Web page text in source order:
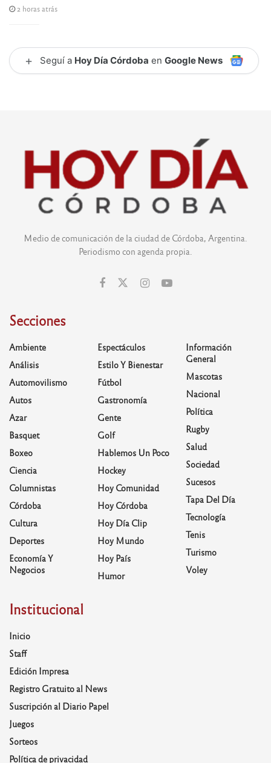
2 horas atrás
+ Seguí a Hoy Día Córdoba en Google News
Medio de comunicación de la ciudad de Córdoba, Argentina.
Periodismo con agenda propia.
Secciones
Ambiente
Análisis
Automovilismo
Autos
Azar
Basquet
Boxeo
Ciencia
Columnistas
Córdoba
Cultura
Deportes
Economía Y
Negocios
Espectáculos
Estilo Y Bienestar
Fútbol
Gastronomía
Gente
Golf
Hablemos Un Poco
Hockey
Hoy Comunidad
Hoy Córdoba
Hoy Día Clip
Hoy Mundo
Hoy País
Humor
Información
General
Mascotas
Nacional
Política
Rugby
Salud
Sociedad
Sucesos
Tapa Del Día
Tecnología
Tenis
Turismo
Voley
Institucional
Inicio
Staff
Edición Impresa
Registro Gratuito al News
Suscripción al Diario Papel
Juegos
Sorteos
Política de privacidad